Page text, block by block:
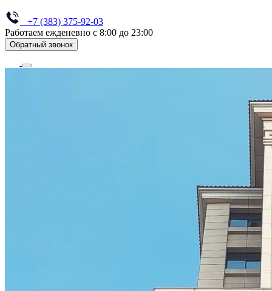
+7 (383) 375-92-03
Работаем ежденевно с 8:00 до 23:00
Обратный звонок